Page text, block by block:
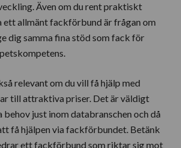
Även om du rent praktiskt
ett allmänt fackförbund är frågan om
dig samma fina stöd som fack för
relevant om du vill få hjälp med
till attraktiva priser. Det är väldigt
just inom databranschen och då
få hjälpen via fackförbundet. Betänk
ett fackförbund som riktar sig mot